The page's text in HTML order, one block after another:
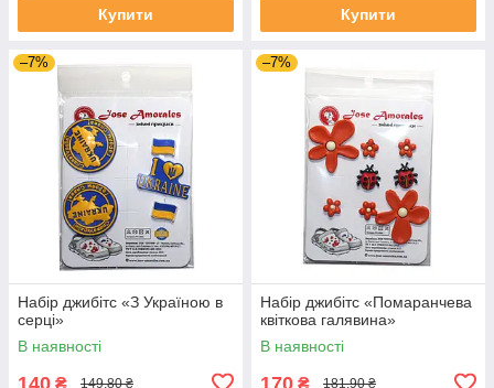
Купити Купити
–7%
Набір джибітс «З Україною в
серці»
В наявності
140 ₴ 149,80 ₴
–7%
Набір джибітс «Помаранчева
квіткова галявина»
В наявності
170 ₴ 181,90 ₴